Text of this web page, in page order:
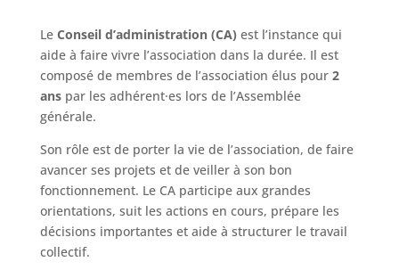
Le Conseil d’administration (CA) est l’instance qui
aide à faire vivre l’association dans la durée. Il est
composé de membres de l’association élus pour 2
anspar les adhérent·es lors de l’Assemblée
générale.
Son rôle est de porter la vie de l’association, de faire
avancer ses projets et de veiller à son bon
fonctionnement. Le CA participe aux grandes
orientations, suit les actions en cours, prépare les
décisions importantes et aide à structurer le travail
collectif.